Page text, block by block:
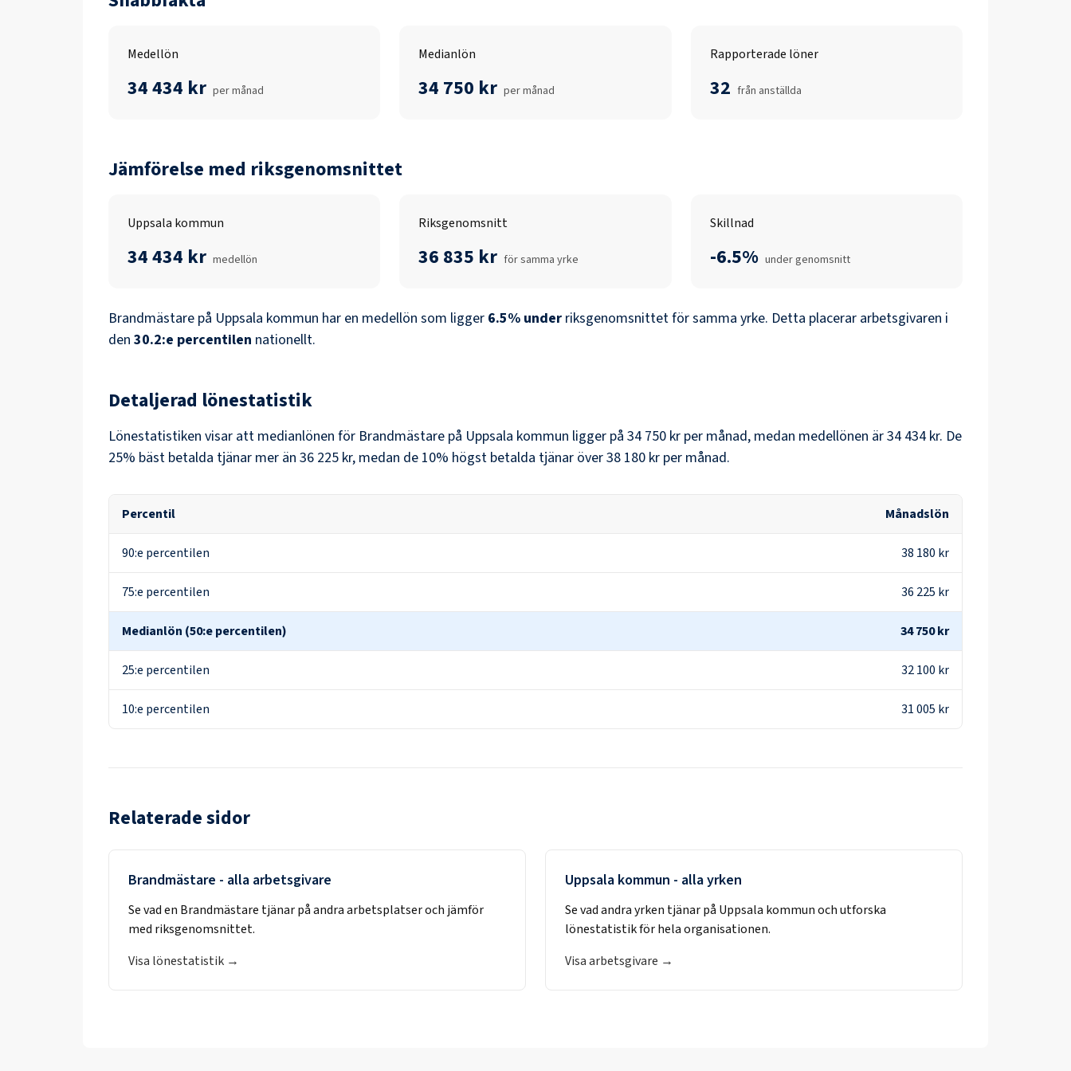
Medellön
34 434 kr per månad
Medianlön
34 750 kr per månad
Rapporterade löner
32 från anställda
Jämförelse med riksgenomsnittet
Uppsala kommun
34 434 kr medellön
Riksgenomsnitt
36 835 kr för samma yrke
Skillnad
-6.5% under genomsnitt
Brandmästare på Uppsala kommun har en medellön som ligger 6.5% under riksgenomsnittet för samma yrke. Detta placerar arbetsgivaren i
den 30.2:e percentilen nationellt.
Detaljerad lönestatistik
Lönestatistiken visar att medianlönen för Brandmästare på Uppsala kommun ligger på 34 750 kr per månad, medan medellönen är34 434 kr. De
25% bäst betalda tjänar mer än 36 225 kr, medan de 10% högst betalda tjänar över38 180 kr per månad.
Percentil Månadslön
90:e percentilen 38 180 kr
75:e percentilen 36 225 kr
Medianlön (50:e percentilen) 34 750 kr
25:e percentilen 32 100 kr
10:e percentilen 31 005 kr
Relaterade sidor
Brandmästare - alla arbetsgivare
Se vad en Brandmästare tjänar på andra arbetsplatser och jämför
med riksgenomsnittet.
Visa lönestatistik →
Uppsala kommun - alla yrken
Se vad andra yrken tjänar på Uppsala kommunoch utforska
lönestatistik för hela organisationen.
Visa arbetsgivare →